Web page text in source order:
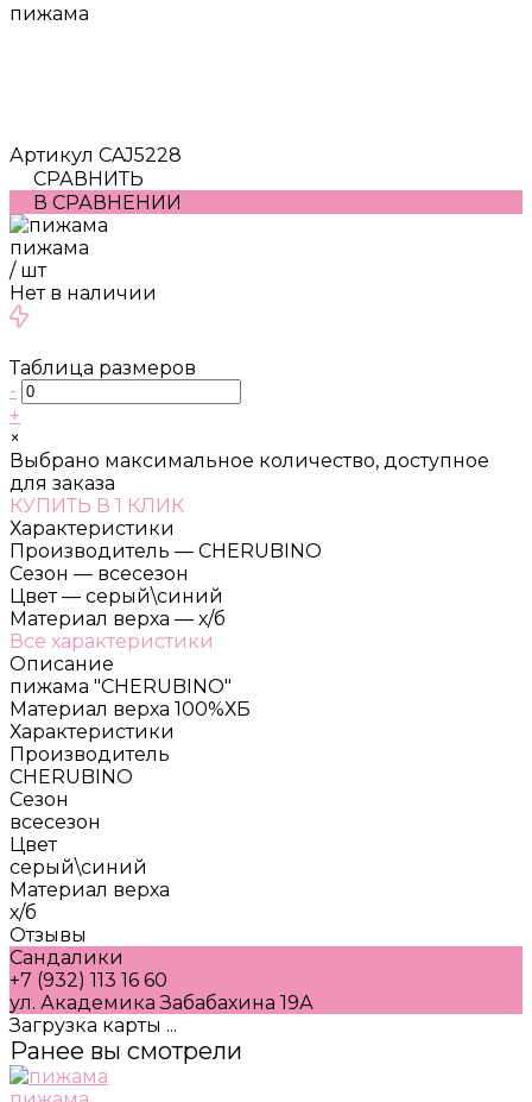
пижама
Артикул CAJ5228
СРАВНИТЬ
В СРАВНЕНИИ
пижама
/ шт
Нет в наличии
Таблица размеров
-
+
×
Выбрано максимальное количество, доступное
для заказа
КУПИТЬ В 1 КЛИК
Характеристики
Производитель — CHERUBINO
Сезон — всесезон
Цвет — серый\синий
Материал верха — х/б
Все характеристики
Описание
пижама "CHERUBINO"
Материал верха 100%ХБ
Характеристики
Производитель
CHERUBINO
Сезон
всесезон
Цвет
серый\синий
Материал верха
х/б
Отзывы
Сандалики
+7 (932) 113 16 60
ул. Академика Забабахина 19А
Загрузка карты ...
Ранее вы смотрели